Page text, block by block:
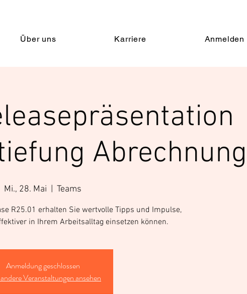
Über uns Karriere Anmelden
Abrechnung
Mi., 28. Mai Teams
R25.01 erhalten Sie wertvolle Tipps und Impulse,
in Ihrem Arbeitsalltag einsetzen können.
Anmeldung geschlossen
Veranstaltungen ansehen